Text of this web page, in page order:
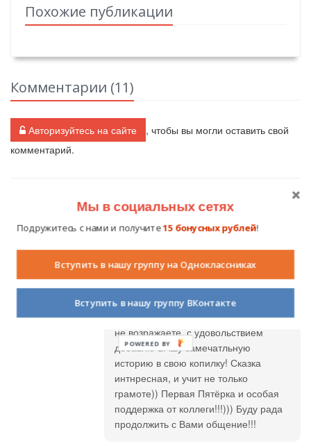
Похожие публикации
Комментарии (11)
Авторизуйтесь на сайте
, чтобы вы могли оставить свой
комментарий.
Наталия Васильевна 19.09.2011 в
22:10
начала читать Вашу сказку про
Азбукландию, сразу поняла, что ВЫ
логопед)) Я тоже работаю учтелем-
логопедом в детском саду! И если Вы
не возражаете, с удовольствием
добавлю ВАшу замечатльную
историю в свою копилку! Сказка
интнресная, и учит не только
грамоте)) Первая Пятёрка и особая
поддержка от коллеги!!!))) Буду рада
продолжить с Вами общение!!!
Мы в социальных сетях
Подружитесь с нами и получите15 бонусных рублей!
Вступить в нашу группу на Одноклассниках
Вступить в нашу группу ВКонтакте